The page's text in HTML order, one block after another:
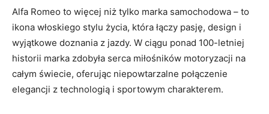
Alfa Romeo to więcej niż tylko marka samochodowa –‍ to​
ikona włoskiego stylu życia,‍ która łączy pasję, design i
wyjątkowe doznania z jazdy. W ciągu ponad 100-letniej
historii marka​ zdobyła serca miłośników motoryzacji na
całym świecie, oferując​ niepowtarzalne połączenie
elegancji ​z technologią i sportowym ‍charakterem.